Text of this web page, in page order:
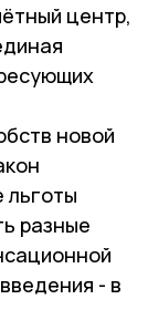
центр,
новой
льготы
разные
- в